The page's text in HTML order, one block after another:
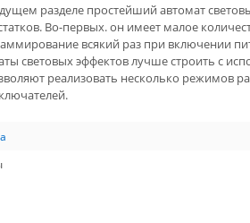
разделе простейший автомат
Во-первых. он имеет малое
всякий раз при включении
световых эффектов лучше строить с
реализовать несколько режимов